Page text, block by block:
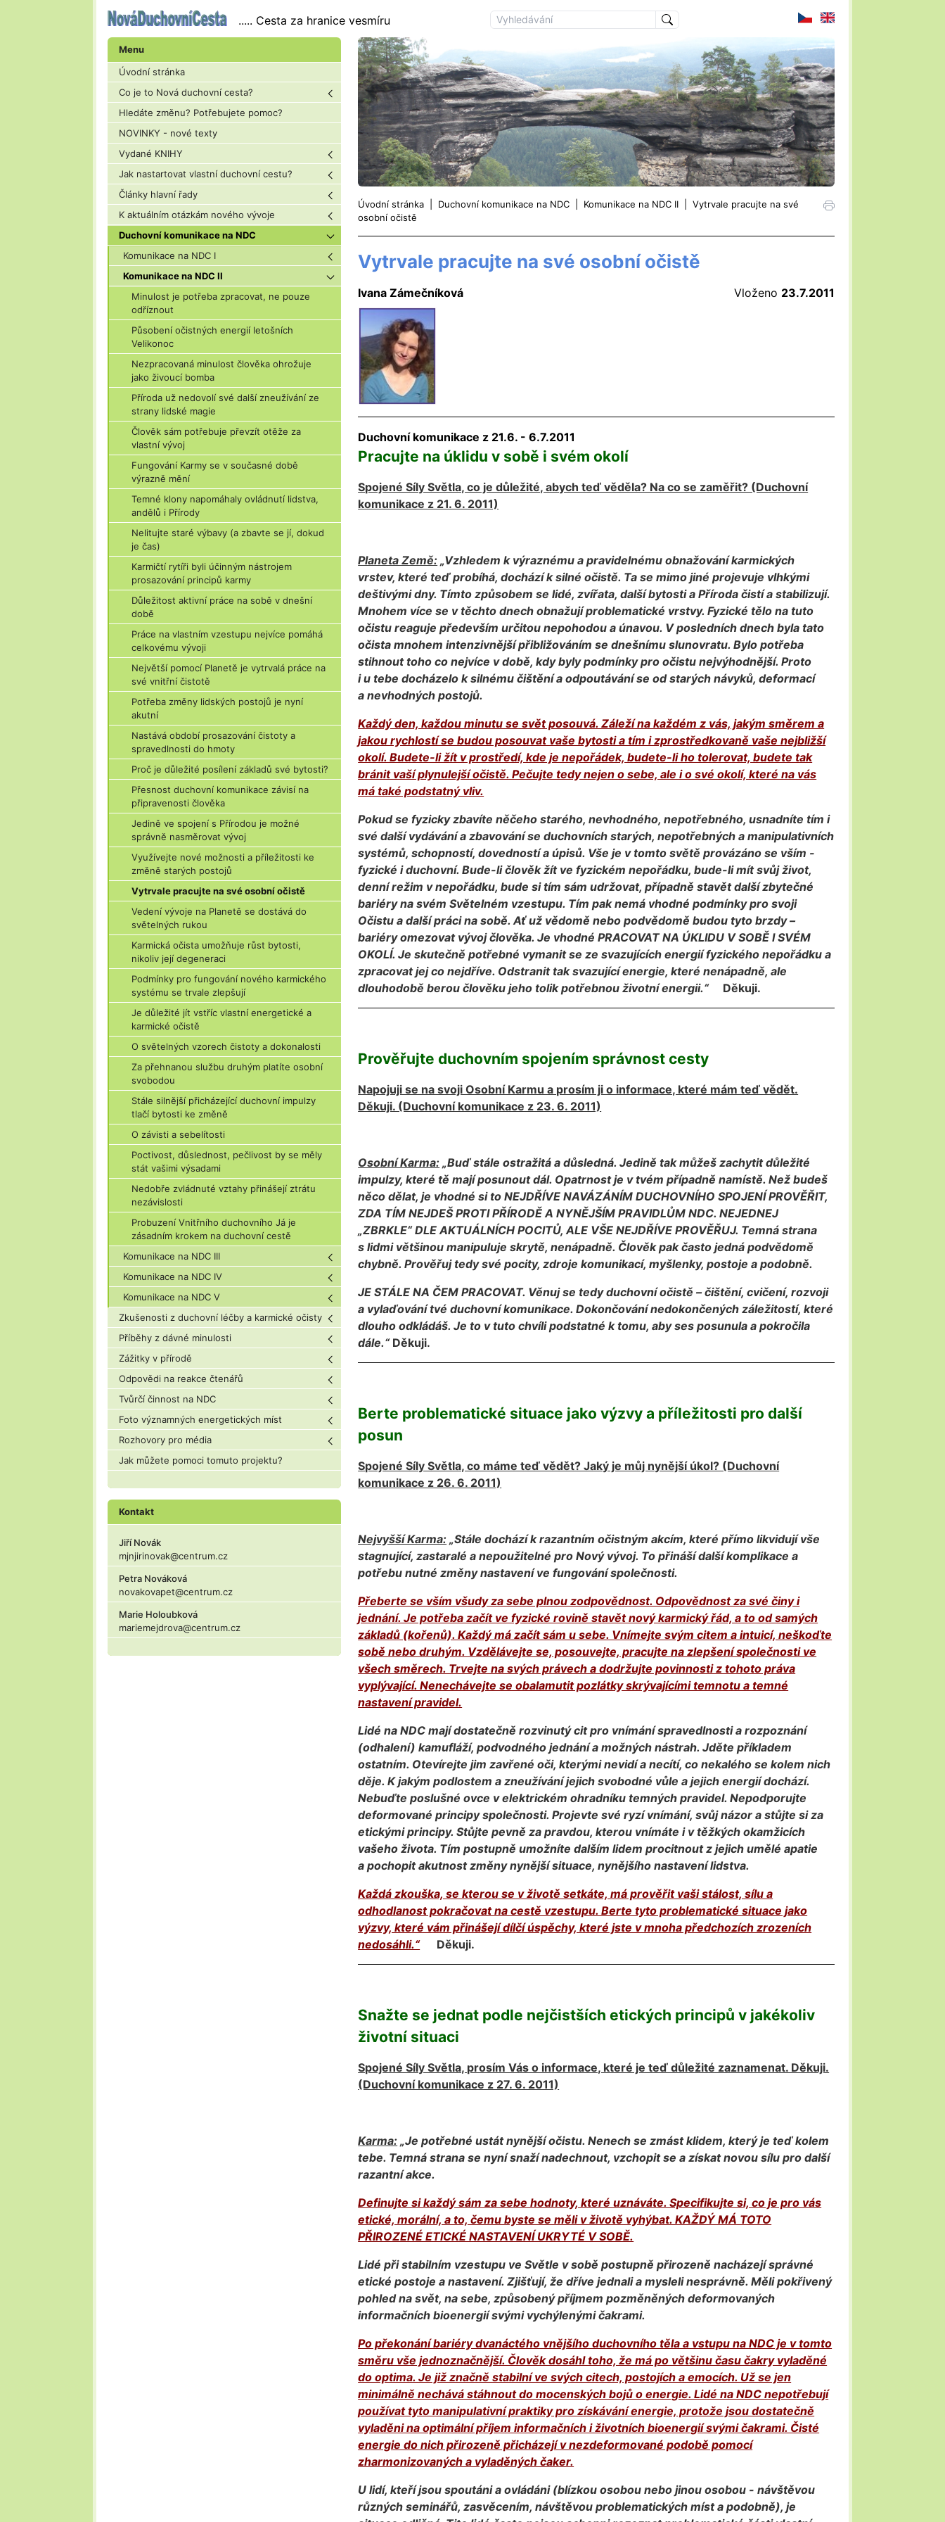
..... Cesta za hranice vesmíru
Menu
Úvodní stránka
Co je to Nová duchovní cesta?
Hledáte změnu? Potřebujete pomoc?
NOVINKY - nové texty
Vydané KNIHY
Jak nastartovat vlastní duchovní cestu?
Články hlavní řady
K aktuálním otázkám nového vývoje
Duchovní komunikace na NDC
Komunikace na NDC I
Komunikace na NDC II
Minulost je potřeba zpracovat, ne pouze
odříznout
Působení očistných energií letošních
Velikonoc
Nezpracovaná minulost člověka ohrožuje
jako živoucí bomba
Příroda už nedovolí své další zneužívání ze
strany lidské magie
Člověk sám potřebuje převzít otěže za
vlastní vývoj
Fungování Karmy se v současné době
výrazně mění
Temné klony napomáhaly ovládnutí lidstva,
andělů i Přírody
Nelitujte staré výbavy (a zbavte se jí, dokud
je čas)
Karmičtí rytíři byli účinným nástrojem
prosazování principů karmy
Důležitost aktivní práce na sobě v dnešní
době
Práce na vlastním vzestupu nejvíce pomáhá
celkovému vývoji
Největší pomocí Planetě je vytrvalá práce na
své vnitřní čistotě
Potřeba změny lidských postojů je nyní
akutní
Nastává období prosazování čistoty a
spravedlnosti do hmoty
Proč je důležité posílení základů své bytosti?
Přesnost duchovní komunikace závisí na
připravenosti člověka
Jedině ve spojení s Přírodou je možné
správně nasměrovat vývoj
Využívejte nové možnosti a příležitosti ke
změně starých postojů
Vytrvale pracujte na své osobní očistě
Vedení vývoje na Planetě se dostává do
světelných rukou
Karmická očista umožňuje růst bytosti,
nikoliv její degeneraci
Podmínky pro fungování nového karmického
systému se trvale zlepšují
Je důležité jít vstříc vlastní energetické a
karmické očistě
O světelných vzorech čistoty a dokonalosti
Za přehnanou službu druhým platíte osobní
svobodou
Stále silnější přicházející duchovní impulzy
tlačí bytosti ke změně
O závisti a sebelítosti
Poctivost, důslednost, pečlivost by se měly
stát vašimi výsadami
Nedobře zvládnuté vztahy přinášejí ztrátu
nezávislosti
Probuzení Vnitřního duchovního Já je
zásadním krokem na duchovní cestě
Komunikace na NDC III
Komunikace na NDC IV
Komunikace na NDC V
Zkušenosti z duchovní léčby a karmické očisty
Příběhy z dávné minulosti
Zážitky v přírodě
Odpovědi na reakce čtenářů
Tvůrčí činnost na NDC
Foto významných energetických míst
Rozhovory pro média
Jak můžete pomoci tomuto projektu?
Kontakt
Jiří Novák
mjnjirinovak@centrum.cz
Petra Nováková
novakovapet@centrum.cz
Marie Holoubková
mariemejdrova@centrum.cz
Úvodní stránka Duchovní komunikace na NDC Komunikace na NDC II
Vytrvale pracujte na své
osobní očistě
Vytrvale pracujte na své osobní očistě
Ivana Zámečníková Vloženo 23.7.2011
Duchovní komunikace z 21.6. - 6.7.2011
Pracujte na úklidu v sobě i svém okolí
Spojené Síly Světla, co je důležité, abych teď věděla? Na co se zaměřit? (Duchovní
komunikace z 21. 6. 2011)
Planeta Země: „Vzhledem k výraznému a pravidelnému obnažování karmických
vrstev, které teď probíhá, dochází k silné očistě. Ta se mimo jiné projevuje vlhkými
deštivými dny. Tímto způsobem se lidé, zvířata, další bytosti a Příroda čistí a stabilizují.
Mnohem více se v těchto dnech obnažují problematické vrstvy. Fyzické tělo na tuto
očistu reaguje především určitou nepohodou a únavou. V posledních dnech byla tato
očista mnohem intenzivnější přibližováním se dnešnímu slunovratu. Bylo potřeba
stihnout toho co nejvíce v době, kdy byly podmínky pro očistu nejvýhodnější. Proto
i u tebe docházelo k silnému čištění a odpoutávání se od starých návyků, deformací
a nevhodných postojů.
Každý den, každou minutu se svět posouvá. Záleží na každém z vás, jakým směrem a
jakou rychlostí se budou posouvat vaše bytosti a tím i zprostředkovaně vaše nejbližší
okolí. Budete-li žít v prostředí, kde je nepořádek, budete-li ho tolerovat, budete tak
bránit vaší plynulejší očistě. Pečujte tedy nejen o sebe, ale i o své okolí, které na vás
má také podstatný vliv.
Pokud se fyzicky zbavíte něčeho starého, nevhodného, nepotřebného, usnadníte tím i
své další vydávání a zbavování se duchovních starých, nepotřebných a manipulativních
systémů, schopností, dovedností a úpisů. Vše je v tomto světě provázáno se vším -
fyzické i duchovní. Bude-li člověk žít ve fyzickém nepořádku, bude-li mít svůj život,
denní režim v nepořádku, bude si tím sám udržovat, případně stavět další zbytečné
bariéry na svém Světelném vzestupu. Tím pak nemá vhodné podmínky pro svoji
Očistu a další práci na sobě. Ať už vědomě nebo podvědomě budou tyto brzdy –
bariéry omezovat vývoj člověka. Je vhodné PRACOVAT NA ÚKLIDU V SOBĚ I SVÉM
OKOLÍ. Je skutečně potřebné vymanit se ze svazujících energií fyzického nepořádku a
zpracovat jej co nejdříve. Odstranit tak svazující energie, které nenápadně, ale
dlouhodobě berou člověku jeho tolik potřebnou životní energii.“Děkuji.
Prověřujte duchovním spojením správnost cesty
Napojuji se na svoji Osobní Karmu a prosím ji o informace, které mám teď vědět.
Děkuji. (Duchovní komunikace z 23. 6. 2011)
Osobní Karma: „Buď stále ostražitá a důsledná. Jedině tak můžeš zachytit důležité
impulzy, které tě mají posunout dál. Opatrnost je v tvém případně namístě. Než budeš
něco dělat, je vhodné si to NEJDŘÍVE NAVÁZÁNÍM DUCHOVNÍHO SPOJENÍ PROVĚŘIT,
ZDA TÍM NEJDEŠ PROTI PŘÍRODĚ A NYNĚJŠÍM PRAVIDLŮM NDC. NEJEDNEJ
„ZBRKLE“ DLE AKTUÁLNÍCH POCITŮ, ALE VŠE NEJDŘÍVE PROVĚŘUJ. Temná strana
s lidmi většinou manipuluje skrytě, nenápadně. Člověk pak často jedná podvědomě
chybně. Prověřuj tedy své pocity, zdroje komunikací, myšlenky, postoje a podobně.
JE STÁLE NA ČEM PRACOVAT. Věnuj se tedy duchovní očistě – čištění, cvičení, rozvoji
a vylaďování tvé duchovní komunikace. Dokončování nedokončených záležitostí, které
dlouho odkládáš. Je to v tuto chvíli podstatné k tomu, aby ses posunula a pokročila
dále.“ Děkuji.
Berte problematické situace jako výzvy a příležitosti pro další
posun
Spojené Síly Světla, co máme teď vědět? Jaký je můj nynější úkol? (Duchovní
komunikace z 26. 6. 2011)
Nejvyšší Karma: „Stále dochází k razantním očistným akcím, které přímo likvidují vše
stagnující, zastaralé a nepoužitelné pro Nový vývoj. To přináší další komplikace a
potřebu nutné změny nastavení ve fungování společnosti.
Přeberte se vším všudy za sebe plnou zodpovědnost. Odpovědnost za své činy i
jednání. Je potřeba začít ve fyzické rovině stavět nový karmický řád, a to od samých
základů (kořenů). Každý má začít sám u sebe. Vnímejte svým citem a intuicí, neškoďte
sobě nebo druhým. Vzdělávejte se, posouvejte, pracujte na zlepšení společnosti ve
všech směrech. Trvejte na svých právech a dodržujte povinnosti z tohoto práva
vyplývající. Nenechávejte se obalamutit pozlátky skrývajícími temnotu a temné
nastavení pravidel.
Lidé na NDC mají dostatečně rozvinutý cit pro vnímání spravedlnosti a rozpoznání
(odhalení) kamufláží, podvodného jednání a možných nástrah. Jděte příkladem
ostatním. Otevírejte jim zavřené oči, kterými nevidí a necítí, co nekalého se kolem nich
děje. K jakým podlostem a zneužívání jejich svobodné vůle a jejich energií dochází.
Nebuďte poslušné ovce v elektrickém ohradníku temných pravidel. Nepodporujte
deformované principy společnosti. Projevte své ryzí vnímání, svůj názor a stůjte si za
etickými principy. Stůjte pevně za pravdou, kterou vnímáte i v těžkých okamžicích
vašeho života. Tím postupně umožníte dalším lidem procitnout z jejich umělé apatie
a pochopit akutnost změny nynější situace, nynějšího nastavení lidstva.
Každá zkouška, se kterou se v životě setkáte, má prověřit vaši stálost, sílu a
odhodlanost pokračovat na cestě vzestupu. Berte tyto problematické situace jako
výzvy, které vám přinášejí dílčí úspěchy, které jste v mnoha předchozích zrozeních
nedosáhli.“
Děkuji.
Snažte se jednat podle nejčistších etických principů v jakékoliv
životní situaci
Spojené Síly Světla, prosím Vás o informace, které je teď důležité zaznamenat. Děkuji.
(Duchovní komunikace z 27. 6. 2011)
Karma: „Je potřebné ustát nynější očistu. Nenech se zmást klidem, který je teď kolem
tebe. Temná strana se nyní snaží nadechnout, vzchopit se a získat novou sílu pro další
razantní akce.
Definujte si každý sám za sebe hodnoty, které uznáváte. Specifikujte si, co je pro vás
etické, morální, a to, čemu byste se měli v životě vyhýbat. KAŽDÝ MÁ TOTO
PŘIROZENÉ ETICKÉ NASTAVENÍ UKRYTÉ V SOBĚ.
Lidé při stabilním vzestupu ve Světle v sobě postupně přirozeně nacházejí správné
etické postoje a nastavení. Zjišťují, že dříve jednali a mysleli nesprávně. Měli pokřivený
pohled na svět, na sebe, způsobený příjmem pozměněných deformovaných
informačních bioenergií svými vychýlenými čakrami.
Po překonání bariéry dvanáctého vnějšího duchovního těla a vstupu na NDC je v tomto
směru vše jednoznačnější. Člověk dosáhl toho, že má po většinu času čakry vyladěné
do optima. Je již značně stabilní ve svých citech, postojích a emocích. Už se jen
minimálně nechává stáhnout do mocenských bojů o energie. Lidé na NDC nepotřebují
používat tyto manipulativní praktiky pro získávání energie, protože jsou dostatečně
vyladěni na optimální příjem informačních i životních bioenergií svými čakrami. Čisté
energie do nich přirozeně přicházejí v nezdeformované podobě pomocí
zharmonizovaných a vyladěných čaker.
U lidí, kteří jsou spoutáni a ovládáni (blízkou osobou nebo jinou osobou - návštěvou
různých seminářů, zasvěcením, návštěvou problematických míst a podobně), je